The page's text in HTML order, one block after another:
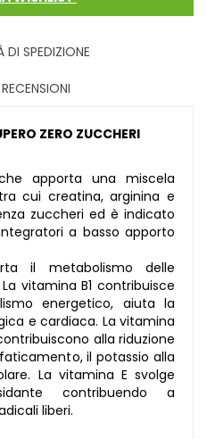
DI SPEDIZIONE
RECENSIONI
ZERO ZUCCHERI
apporta una miscela
cui creatina, arginina e
zuccheri ed è indicato
a basso apporto
il metabolismo delle
vitamina B1 contribuisce
energetico, aiuta la
e cardiaca. La vitamina
alla riduzione
il potassio alla
La vitamina E svolge
contribuendo a
liberi.